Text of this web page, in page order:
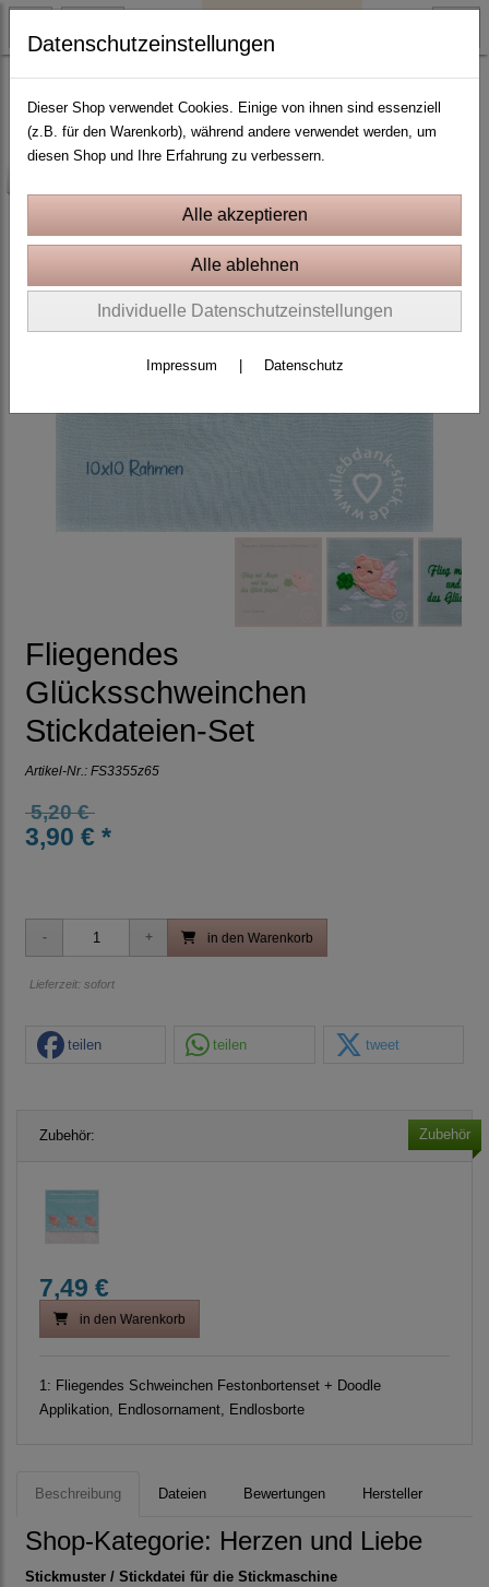
10x10 Rahmen
Fliegendes
Glücksschweinchen
Stickdateien-Set
Artikel-Nr.: FS3355z65
5,20 €
3,90 € *
in den Warenkorb
Lieferzeit: sofort
teilen teilen tweet
Zubehör: Zubehör
7,49 €
in den Warenkorb
1: Fliegendes Schweinchen Festonbortenset + Doodle
Applikation, Endlosornament, Endlosborte
Beschreibung Dateien Bewertungen Hersteller
Shop-Kategorie: Herzen und Liebe
Stickmuster / Stickdatei für die Stickmaschine
Datenschutzeinstellungen
Dieser Shop verwendet Cookies. Einige von ihnen sind essenziell
(z.B. für den Warenkorb), während andere verwendet werden, um
diesen Shop und Ihre Erfahrung zu verbessern.
Individuelle Datenschutzeinstellungen
Impressum Datenschutz